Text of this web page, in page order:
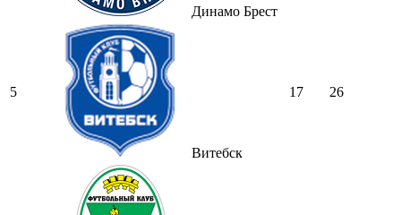
Динамо Брест
5
Витебск
17 26